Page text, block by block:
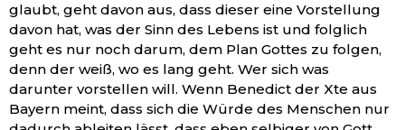
glaubt, geht davon aus, dass dieser eine Vorstellung
davon hat, was der Sinn des Lebens ist und folglich
geht es nur noch darum, dem Plan Gottes zu folgen,
denn der weiß, wo es lang geht. Wer sich was
darunter vorstellen will. Wenn Benedict der Xte aus
Bayern meint, dass sich die Würde des Menschen nur